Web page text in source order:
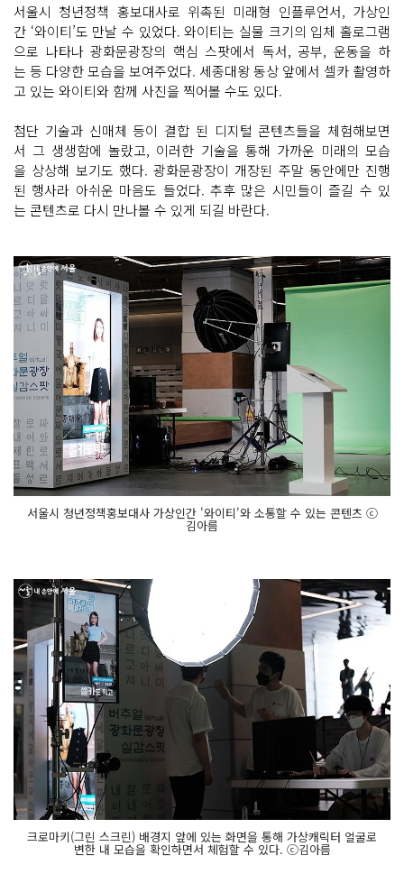
서울시 청년정책 홍보대사로 위촉된 미래형 인플루언서, 가상인
간 ‘와이티’도 만날 수 있었다. 와이티는 실물 크기의 입체 홀로그램
으로 나타나 광화문광장의 핵심 스팟에서 독서, 공부, 운동을 하
는 등 다양한 모습을 보여주었다. 세종대왕 동상 앞에서 셀카 촬영하
고 있는 와이티와 함께 사진을 찍어볼 수도 있다.
첨단 기술과 신매체 등이 결합 된 디지털 콘텐츠들을 체험해보면
서 그 생생함에 놀랐고, 이러한 기술을 통해 가까운 미래의 모습
을 상상해 보기도 했다. 광화문광장이 개장된 주말 동안에만 진행
된 행사라 아쉬운 마음도 들었다. 추후 많은 시민들이 즐길 수 있
는 콘텐츠로 다시 만나볼 수 있게 되길 바란다.
서울시 청년정책홍보대사 가상인간 '와이티'와 소통할 수 있는 콘텐츠 ⓒ
김아름
크로마키(그린 스크린) 배경지 앞에 있는 화면을 통해 가상캐릭터 얼굴로
변한 내 모습을 확인하면서 체험할 수 있다. ⓒ김아름